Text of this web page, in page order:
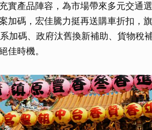
實產品陣容，為市場帶來多元交通
加碼，宏佳騰力挺再送購車折扣，
加碼、政府汰舊換新補助、貨物稅
佳時機。